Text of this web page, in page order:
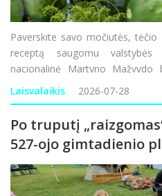
Paverskite savo močiutės,
receptą saugomu
nacionalinė Martyno Mažvydo
gyventojus prisidėti prie
d. pasidalyti savo &s
Laisvalaikis 2026-07-28
Po truputį
527-ojo gimtadienio